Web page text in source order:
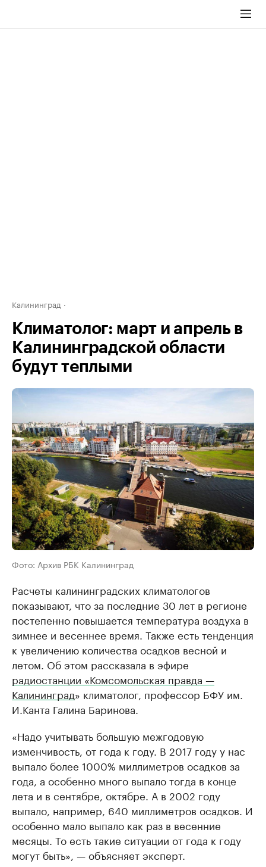
Калининград
Климатолог: март и апрель в
Калининградской области
будут теплыми
Фото: Архив РБК Калининград
Расчеты калининградских климатологов
показывают, что за последние 30 лет в регионе
постепенно повышается температура воздуха в
зимнее и весеннее время. Также есть тенденция
к увеличению количества осадков весной и
летом. Об этом рассказала в эфире
радиостанции «Комсомольская правда —
Калининград» климатолог, профессор БФУ им.
И.Канта Галина Баринова.
«Надо учитывать большую межгодовую
изменчивость, от года к году. В 2017 году у нас
выпало более 1000% миллиметров осадков за
года, а особенно много выпало тогда в конце
лета и в сентябре, октябре. А в 2002 году
выпало, например, 640 миллиметров осадков. И
особенно мало выпало как раз в весенние
месяцы. То есть такие ситуации от года к году
могут быть», — объясняет эксперт.